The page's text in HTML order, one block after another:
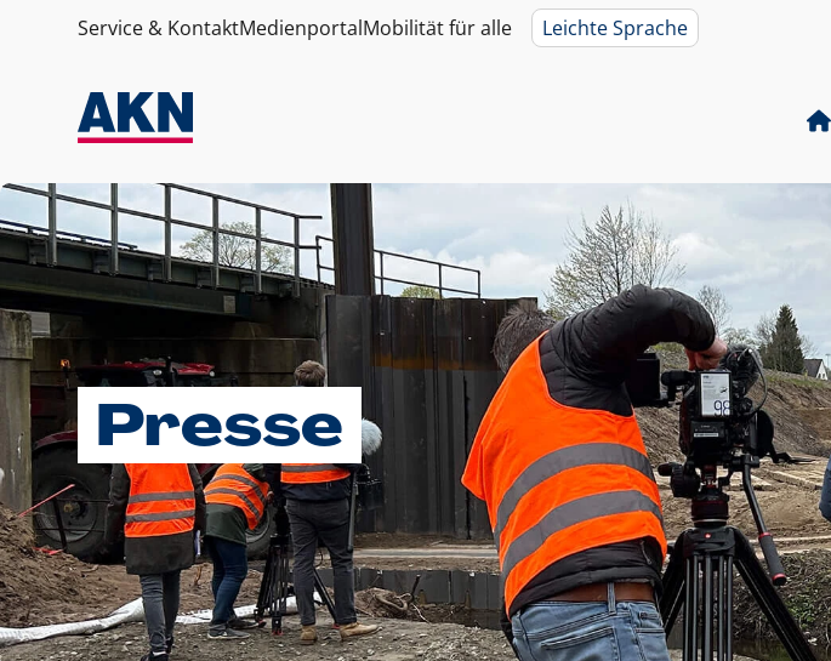
Service & KontaktMedienportalMobilität für alle Leichte Sprache
Presse